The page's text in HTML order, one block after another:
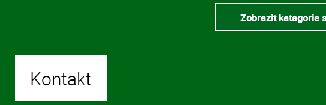
Zobrazit katagorie
Kontakt